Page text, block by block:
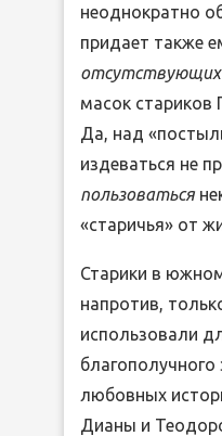
неоднократно
придает также
отсутствующих
масок стариков
Да, над
издеваться не
пользоваться
«старичья» от
Старики в
напротив,
использовали
благополучного
любовных
Дианы и